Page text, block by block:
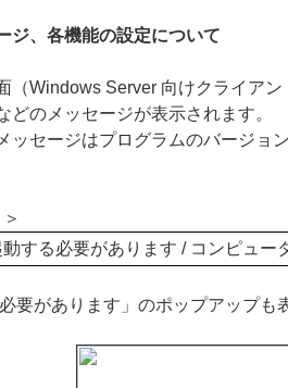
ジ、各機能の設定について
（Windows Server 向けクライア
どのメッセージが表示されます。
ッセージはプログラムのバージョ
する必要があります / コンピュー
要があります」のポップアップも